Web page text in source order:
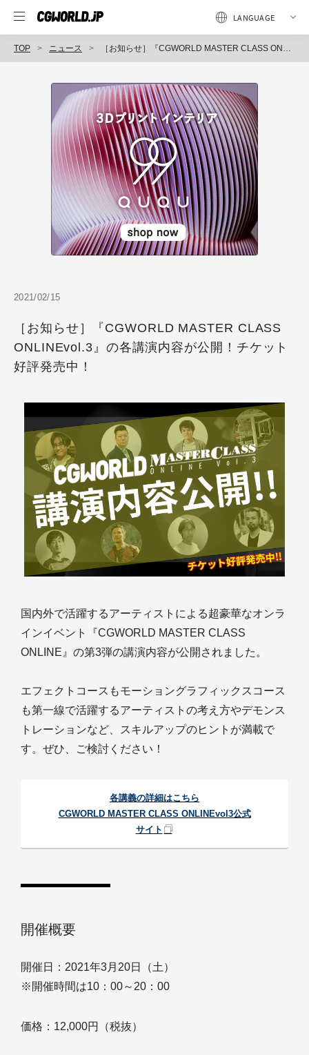
TOP ニュース ［お知らせ］『CGWORLD MASTER CLASS ONLINEvol.3』の各講演内容が公開！チケット好評発売中！
2021/02/15
［お知らせ］『CGWORLD MASTER CLASS
ONLINEvol.3』の各講演内容が公開！チケット
好評発売中！
国内外で活躍するアーティストによる超豪華なオンラ
インイベント『CGWORLD MASTER CLASS
ONLINE』の第3弾の講演内容が公開されました。
エフェクトコースもモーショングラフィックスコース
も第一線で活躍するアーティストの考え方やデモンス
トレーションなど、スキルアップのヒントが満載で
す。ぜひ、ご検討ください！
各講義の詳細はこちら
CGWORLD MASTER CLASS ONLINEvol3公式
サイト
開催概要
開催日：2021年3月20日（土）
※開催時間は10：00～20：00
価格：12,000円（税抜）